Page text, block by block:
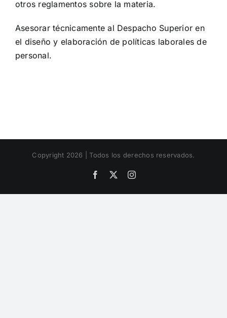
otros reglamentos sobre la materia.
Asesorar técnicamente al Despacho Superior en
el diseño y elaboración de políticas laborales de
personal.
Copyright 2026 | Todos los derechos reservados.
Facebook Instagram